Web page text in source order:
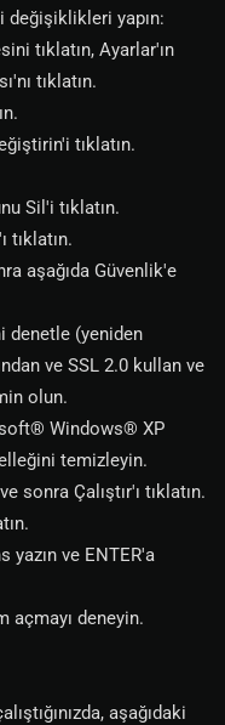
değişiklikleri yapın:
tıklatın, Ayarlar'ın
tıklatın.
tıklatın.
Sil'i tıklatın.
tıklatın.
aşağıda Güvenlik'e
denetle (yeniden
ve SSL 2.0 kullan ve
olun.
Windows® XP
temizleyin.
sonra Çalıştır'ı tıklatın.
ve ENTER'a
açmayı deneyin.
aşağıdaki